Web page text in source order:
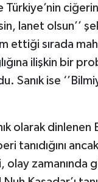
Türkiye’nin
lanet olsun’’
ettiği sırada
ilişkin bir
Sanık ise
olarak dinlenen
tanıdığını
olay zamanında